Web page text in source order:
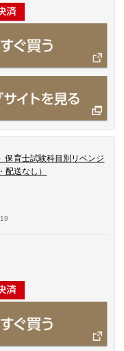
保育士試験科目別リベンジ
配送なし）